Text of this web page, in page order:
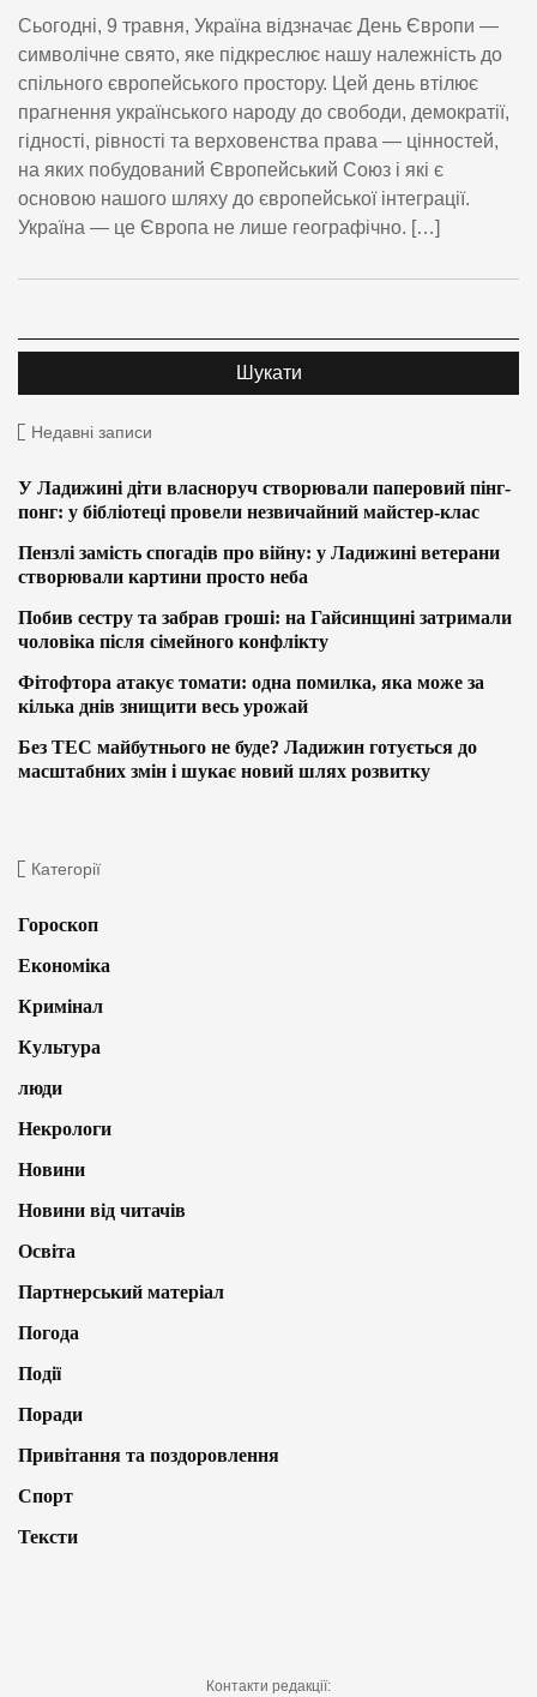
Сьогодні, 9 травня, Україна відзначає День Європи —
символічне свято, яке підкреслює нашу належність до
спільного європейського простору. Цей день втілює
прагнення українського народу до свободи, демократії,
гідності, рівності та верховенства права — цінностей,
на яких побудований Європейський Союз і які є
основою нашого шляху до європейської інтеграції.
Україна — це Європа не лише географічно. […]
Недавні записи
У Ладижині діти власноруч створювали паперовий пінг-
понг: у бібліотеці провели незвичайний майстер-клас
Пензлі замість спогадів про війну: у Ладижині ветерани
створювали картини просто неба
Побив сестру та забрав гроші: на Гайсинщині затримали
чоловіка після сімейного конфлікту
Фітофтора атакує томати: одна помилка, яка може за
кілька днів знищити весь урожай
Без ТЕС майбутнього не буде? Ладижин готується до
масштабних змін і шукає новий шлях розвитку
Категорії
Гороскоп
Економіка
Кримінал
Культура
люди
Некрологи
Новини
Новини від читачів
Освіта
Партнерський матеріал
Погода
Події
Поради
Привітання та поздоровлення
Спорт
Тексти
Контакти редакції: